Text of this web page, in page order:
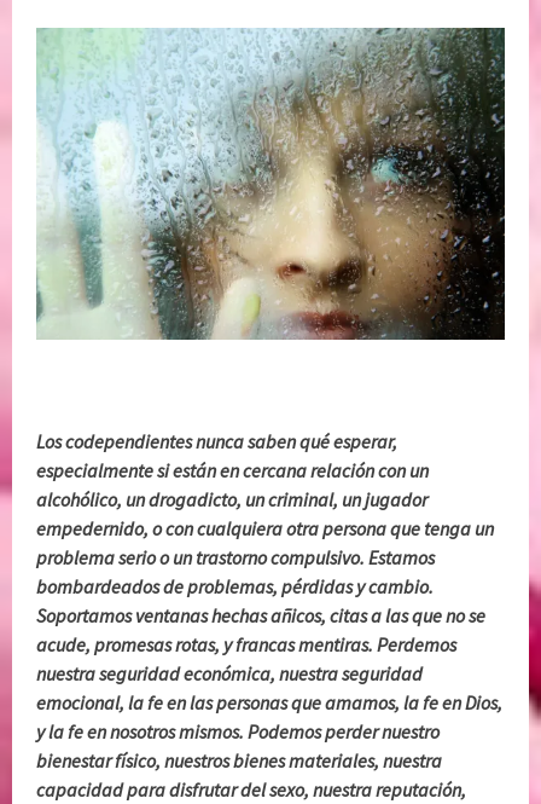
Los codependientes nunca saben qué esperar,
especialmente si están en cercana relación con un
alcohólico, un drogadicto, un criminal, un jugador
empedernido, o con cualquiera otra persona que tenga un
problema serio o un trastorno compulsivo. Estamos
bombardeados de problemas, pérdidas y cambio.
Soportamos ventanas hechas añicos, citas a las que no se
acude, promesas rotas, y francas mentiras. Perdemos
nuestra seguridad económica, nuestra seguridad
emocional, la fe en las personas que amamos, la fe en Dios,
y la fe en nosotros mismos. Podemos perder nuestro
bienestar físico, nuestros bienes materiales, nuestra
capacidad para disfrutar del sexo, nuestra reputación,